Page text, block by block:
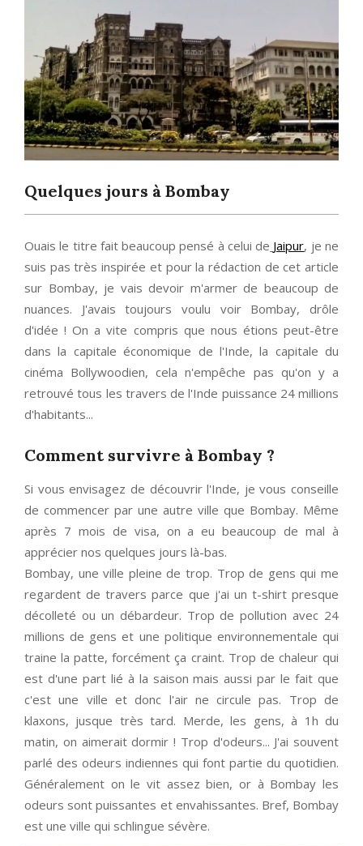
Quelques jours à Bombay
Ouais le titre fait beaucoup pensé à celui de Jaipur, je ne
suis pas très inspirée et pour la rédaction de cet article
sur Bombay, je vais devoir m'armer de beaucoup de
nuances. J'avais toujours voulu voir Bombay, drôle
d'idée ! On a vite compris que nous étions peut-être
dans la capitale économique de l'Inde, la capitale du
cinéma Bollywoodien, cela n'empêche pas qu'on y a
retrouvé tous les travers de l'Inde puissance 24 millions
d'habitants...
Comment survivre à Bombay ?
Si vous envisagez de découvrir l'Inde, je vous conseille
de commencer par une autre ville que Bombay. Même
après 7 mois de visa, on a eu beaucoup de mal à
apprécier nos quelques jours là-bas.
Bombay, une ville pleine de trop. Trop de gens qui me
regardent de travers parce que j'ai un t-shirt presque
décolleté ou un débardeur. Trop de pollution avec 24
millions de gens et une politique environnementale qui
traine la patte, forcément ça craint. Trop de chaleur qui
est d'une part lié à la saison mais aussi par le fait que
c'est une ville et donc l'air ne circule pas. Trop de
klaxons, jusque très tard. Merde, les gens, à 1h du
matin, on aimerait dormir ! Trop d'odeurs... J'ai souvent
parlé des odeurs indiennes qui font partie du quotidien.
Généralement on le vit assez bien, or à Bombay les
odeurs sont puissantes et envahissantes. Bref, Bombay
est une ville qui schlingue sévère.